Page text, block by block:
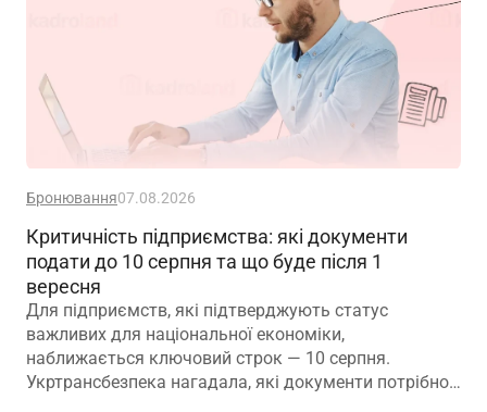
Бронювання07.08.2026
Критичність підприємства: які документи
подати до 10 серпня та що буде після 1
вересня
Для підприємств, які підтверджують статус
важливих для національної економіки,
наближається ключовий строк — 10 серпня.
Укртрансбезпека нагадала, які документи потрібно